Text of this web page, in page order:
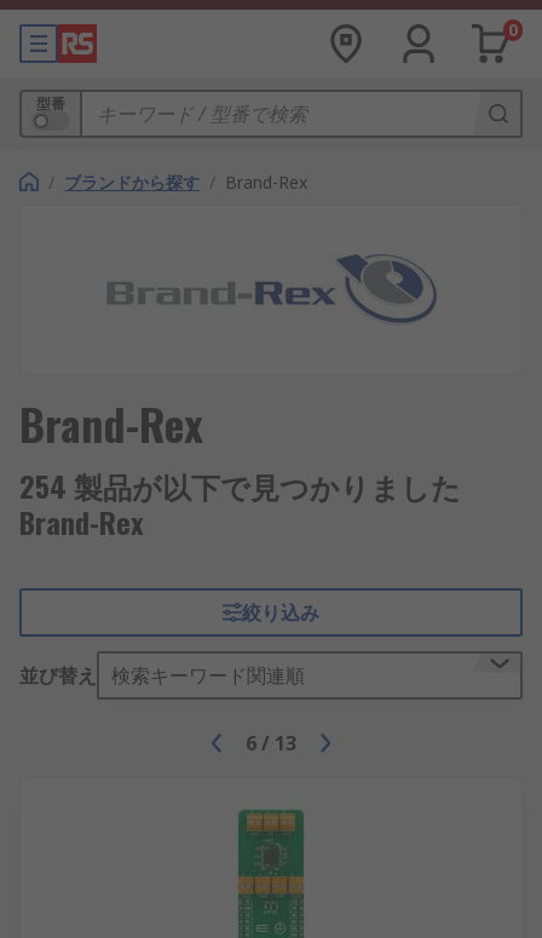
0
型番
/ ブランドから探す / Brand-Rex
Brand-Rex
254 製品が以下で見つかりました
Brand-Rex
絞り込み
並び替え 検索キーワード関連順
6/ 13